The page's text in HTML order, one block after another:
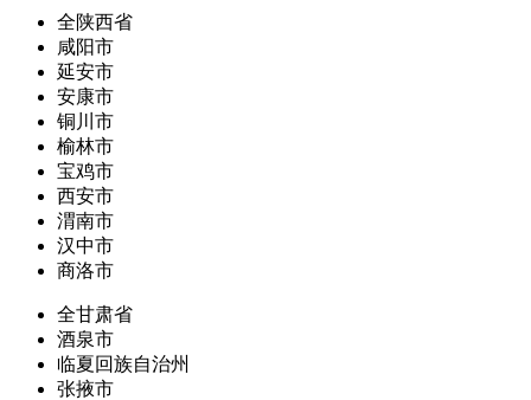
全陕西省
咸阳市
延安市
安康市
铜川市
榆林市
宝鸡市
西安市
渭南市
汉中市
商洛市
全甘肃省
酒泉市
临夏回族自治州
张掖市